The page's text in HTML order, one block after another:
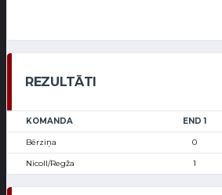
REZULTĀTI
KOMANDA END 1
Bērziņa 0
Nicoll/Regža 1